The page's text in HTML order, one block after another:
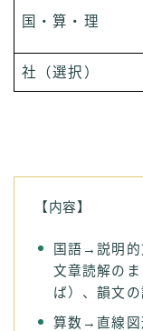
国・算・理
社（選択）
【内容】
国語→説明的
文章読解の
ば）、韻文
算数→直線図